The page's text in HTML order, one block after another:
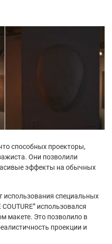
способных проекторы,
Они позволили
эффекты на обычных
использования специальных
использовался
макете. Это позволило в
проекции и